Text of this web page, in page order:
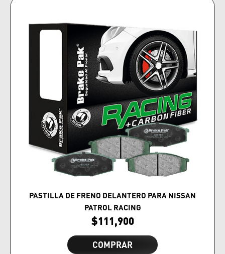
PASTILLA DE FRENO DELANTERO PARA NISSAN
PATROL RACING
$111,900
COMPRAR